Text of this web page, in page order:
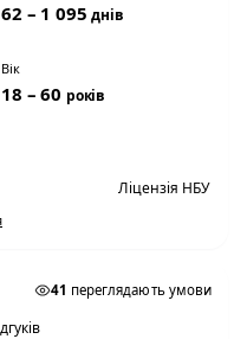
62 – 1 095днів
Вік
18 – 60 років
Ліцензія НБУ
41 переглядають умови